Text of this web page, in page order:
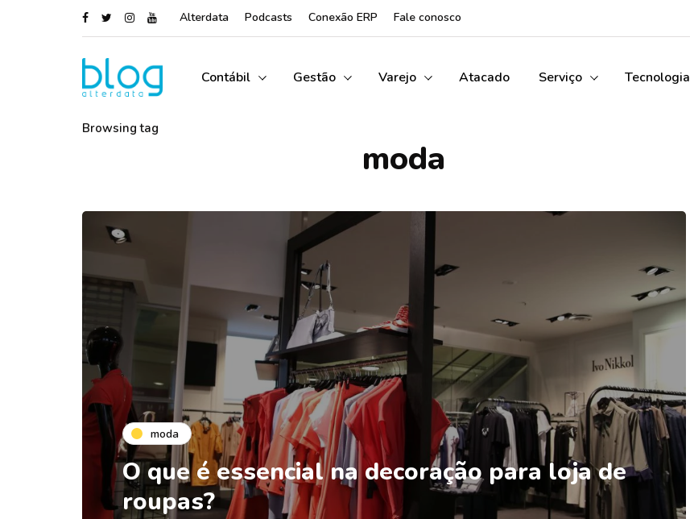
Alterdata Podcasts Conexão ERP Fale conosco
Contábil Gestão Varejo Atacado Serviço Tecnologia
Browsing tag
moda
moda
O que é essencial na decoração para loja de
roupas?